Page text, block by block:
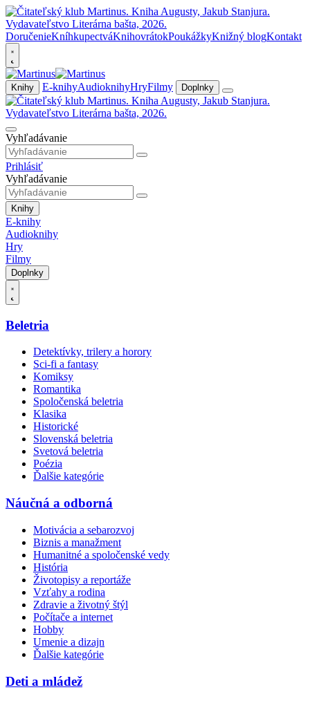
DoručenieKníhkupectváKnihovrátokPoukážkyKnižný blogKontakt
Knihy E-knihyAudioknihyHryFilmy Doplnky
Vyhľadávanie
Prihlásiť
Vyhľadávanie
Knihy
E-knihy
Audioknihy
Hry
Filmy
Doplnky
Beletria
Detektívky, trilery a horory
Sci-fi a fantasy
Komiksy
Romantika
Spoločenská beletria
Klasika
Historické
Slovenská beletria
Svetová beletria
Poézia
Ďalšie kategórie
Náučná a odborná
Motivácia a sebarozvoj
Biznis a manažment
Humanitné a spoločenské vedy
História
Životopisy a reportáže
Vzťahy a rodina
Zdravie a životný štýl
Počítače a internet
Hobby
Umenie a dizajn
Ďalšie kategórie
Deti a mládež